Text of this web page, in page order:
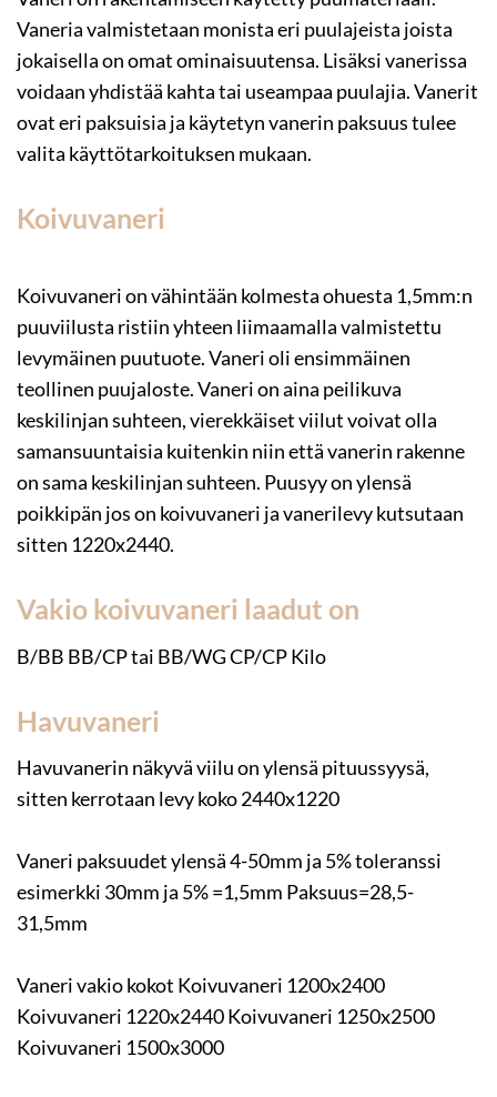
Vaneria valmistetaan monista eri puulajeista joista
jokaisella on omat ominaisuutensa. Lisäksi vanerissa
voidaan yhdistää kahta tai useampaa puulajia. Vanerit
ovat eri paksuisia ja käytetyn vanerin paksuus tulee
valita käyttötarkoituksen mukaan.
Koivuvaneri
Koivuvaneri on vähintään kolmesta ohuesta 1,5mm:n
puuviilusta ristiin yhteen liimaamalla valmistettu
levymäinen puutuote. Vaneri oli ensimmäinen
teollinen puujaloste. Vaneri on aina peilikuva
keskilinjan suhteen, vierekkäiset viilut voivat olla
samansuuntaisia kuitenkin niin että vanerin rakenne
on sama keskilinjan suhteen. Puusyy on ylensä
poikkipän jos on koivuvaneri ja vanerilevy kutsutaan
sitten 1220x2440.
Vakio koivuvaneri laadut on
B/BB BB/CP tai BB/WG CP/CP Kilo
Havuvaneri
Havuvanerin näkyvä viilu on ylensä pituussyysä,
sitten kerrotaan levy koko 2440x1220
Vaneri paksuudet ylensä 4-50mm ja 5% toleranssi
esimerkki 30mm ja 5% =1,5mm Paksuus=28,5-
31,5mm
Vaneri vakio kokot Koivuvaneri 1200x2400
Koivuvaneri 1220x2440 Koivuvaneri 1250x2500
Koivuvaneri 1500x3000